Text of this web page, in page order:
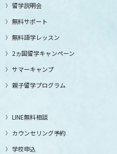
留学説明会
無料サポート
無料語学レッスン
2ヵ国留学キャンペーン
サマーキャンプ
親子留学プログラム
LINE無料相談
カウンセリング予約
学校申込